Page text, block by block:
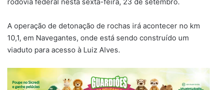
A operação de detonação de rochas irá acontecer no km
10,1, em Navegantes, onde está sendo construído um
viaduto para acesso à Luiz Alves.